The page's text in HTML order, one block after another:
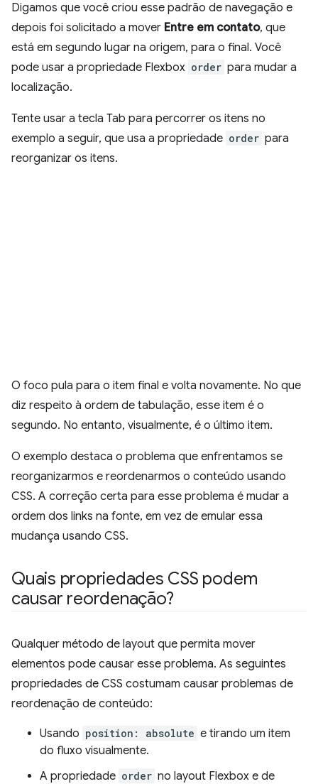
Digamos que você criou esse padrão de navegação e
depois foi solicitado a mover Entre em contato, que
está em segundo lugar na origem, para o final. Você
pode usar a propriedade Flexbox order para mudar a
localização.
Tente usar a tecla Tab para percorrer os itens no
exemplo a seguir, que usa a propriedade order para
reorganizar os itens.
O foco pula para o item final e volta novamente. No que
diz respeito à ordem de tabulação, esse item é o
segundo. No entanto, visualmente, é o último item.
O exemplo destaca o problema que enfrentamos se
reorganizarmos e reordenarmos o conteúdo usando
CSS. A correção certa para esse problema é mudar a
ordem dos links na fonte, em vez de emular essa
mudança usando CSS.
Quais propriedades CSS podem
causar reordenação?
Qualquer método de layout que permita mover
elementos pode causar esse problema. As seguintes
propriedades de CSS costumam causar problemas de
reordenação de conteúdo:
Usando position: absolute e tirando um item
do fluxo visualmente.
A propriedade order no layout Flexbox e de